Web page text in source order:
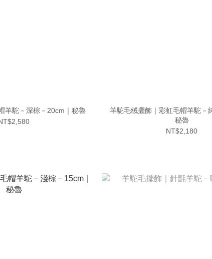
羊駝－深棕－20cm｜秘魯
羊駝毛絨擺飾｜彩虹毛帽羊駝－
秘魯
NT$2,180